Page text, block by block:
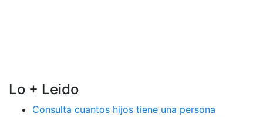
Lo + Leido
Consulta cuantos hijos tiene una persona